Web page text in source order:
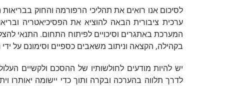
לסיכום אנו רואים את תהליכי הרפורמה והחוק
ערכית ציבורית הבאה להוציא את הפסיכיאטריה
המערכת באתגרים וסיכויים לפיתוח התחום. התנאי
בקהילה, הקצאה וניתוב משאבים כספיים וסימונם על
יש להיות מודעים לחולשותיו של ההסכם ולקשיים
לדרך תלווה בהערכה ובקרה ותוך כדי יישומה יאותרו